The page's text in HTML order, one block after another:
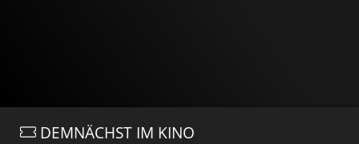
DEMNÄCHST IM KINO